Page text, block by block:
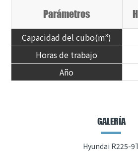
Parámetros
Capacidad del cubo(m³)
Horas de trabajo
Año
GALERÍA
Hyundai R225-